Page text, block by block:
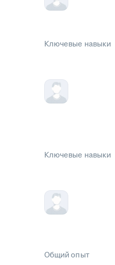
Ключевые навыки
Ключевые навыки
Общий опыт